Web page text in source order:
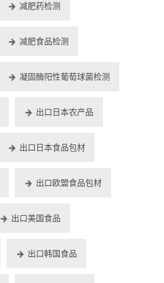
减肥药检测
减肥食品检测
凝固酶阳性葡萄球菌检测
出口日本农产品
出口日本食品包材
出口欧盟食品包材
出口美国食品
出口韩国食品